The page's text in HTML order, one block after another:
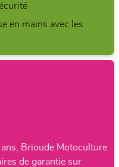
en mains avec les
Brioude Motoculture
de garantie sur